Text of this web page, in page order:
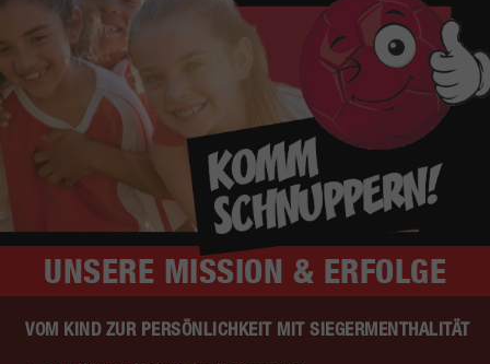
UNSERE MISSION & ERFOLGE
VOM KIND ZUR PERSÖNLICHKEIT MIT SIEGERMENTHALITÄT